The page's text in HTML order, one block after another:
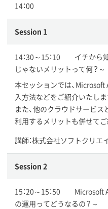
14：00
Session 1
14：30～15：10 イチから
じゃないメリットって何？～
本セッションでは、
入方法などをご紹介いたしま
また、他のクラウドサービス
利用するメリットも併せてご
講師：株式会社ソフトクリエ
Session 2
15：20～15：50 Microsoft
の運用ってどうなるの？～